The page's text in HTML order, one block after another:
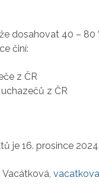
dosahovat 40 –
činí:
z ČR
z ČR
je 16. prosince 2024.